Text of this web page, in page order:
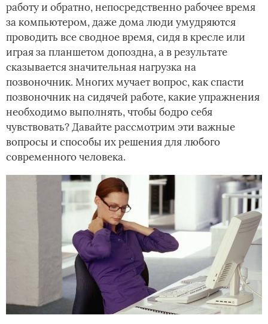
работу и обратно, непосредственно рабочее время
за компьютером, даже дома люди умудряются
проводить все сводное время, сидя в кресле или
играя за планшетом допоздна, а в результате
сказывается значительная нагрузка на
позвоночник. Многих мучает вопрос, как спасти
позвоночник на сидячей работе, какие упражнения
необходимо выполнять, чтобы бодро себя
чувствовать? Давайте рассмотрим эти важные
вопросы и способы их решения для любого
современного человека.